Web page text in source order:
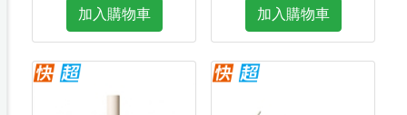
加入購物車 加入購物車